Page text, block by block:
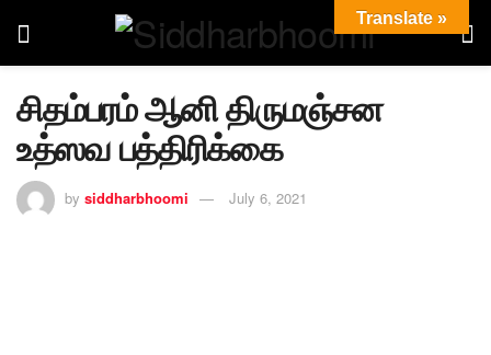
சிதம்பரம் ஆனி திருமஞ்சன
உத்ஸவ பத்திரிக்கை
by siddharbhoomi July 6, 2021
Translate »